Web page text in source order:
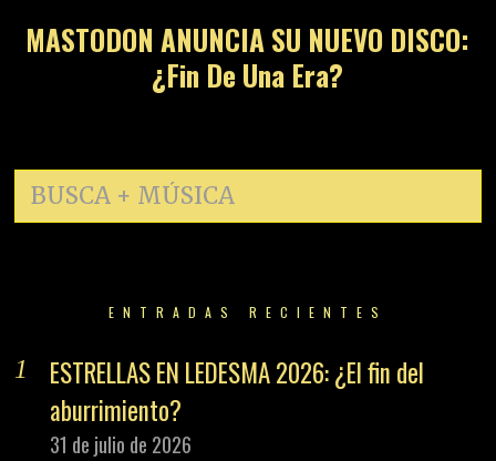
MASTODON ANUNCIA SU NUEVO DISCO:
¿Fin De Una Era?
ENTRADAS RECIENTES
ESTRELLAS EN LEDESMA 2026: ¿El fin del
aburrimiento?
31 de julio de 2026